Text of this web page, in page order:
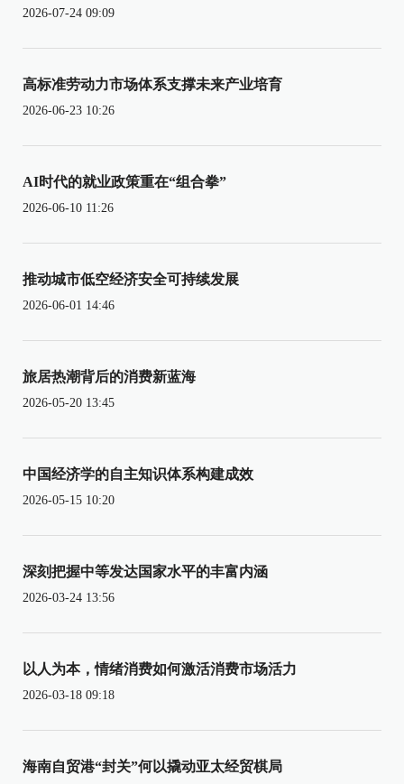
2026-07-24 09:09
高标准劳动力市场体系支撑未来产业培育
2026-06-23 10:26
AI时代的就业政策重在“组合拳”
2026-06-10 11:26
推动城市低空经济安全可持续发展
2026-06-01 14:46
旅居热潮背后的消费新蓝海
2026-05-20 13:45
中国经济学的自主知识体系构建成效
2026-05-15 10:20
深刻把握中等发达国家水平的丰富内涵
2026-03-24 13:56
以人为本，情绪消费如何激活消费市场活力
2026-03-18 09:18
海南自贸港“封关”何以撬动亚太经贸棋局